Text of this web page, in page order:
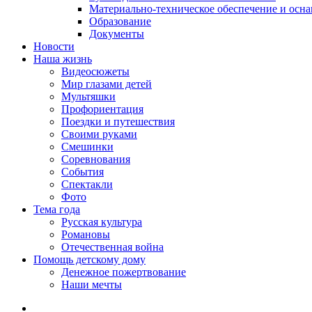
Материально-техническое обеспечение и
Образование
Документы
Новости
Наша жизнь
Видеосюжеты
Мир глазами детей
Мультяшки
Профориентация
Поездки и путешествия
Своими руками
Смешинки
Соревнования
События
Спектакли
Фото
Тема года
Русская культура
Романовы
Отечественная война
Помощь детскому дому
Денежное пожертвование
Наши мечты